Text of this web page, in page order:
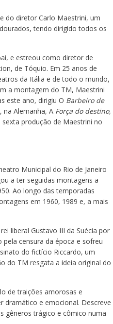
do diretor Carlo Maestrini, um
tendo dirigido todos os
e estreou como diretor de
de Tóquio. Em 25 anos de
da Itália e de todo o mundo,
a montagem do TM, Maestrini
este ano, dirigiu O Barbeiro de
na Alemanha, A Força do destino,
sexta produção de Maestrini no
Municipal do Rio de Janeiro
a ter seguidas montagens a
Ao longo das temporadas
em 1960, 1989 e, a mais
liberal Gustavo III da Suécia por
censura da época e sofreu
do fictício Riccardo, um
do TM resgata a ideia original do
de traições amorosas e
dramático e emocional. Descreve
gêneros trágico e cômico numa